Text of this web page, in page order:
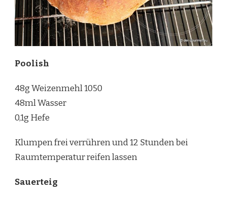
Poolish
48g Weizenmehl 1050
48ml Wasser
0,1g Hefe
Klumpen frei verrühren und 12 Stunden bei
Raumtemperatur reifen lassen
Sauerteig